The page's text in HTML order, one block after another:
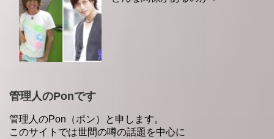
管理人のPonです
管理人のPon（ポン）と申します。
このサイトでは世間の噂の話題を中心に